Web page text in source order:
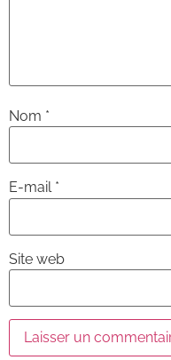
Nom *
E-mail *
Site web